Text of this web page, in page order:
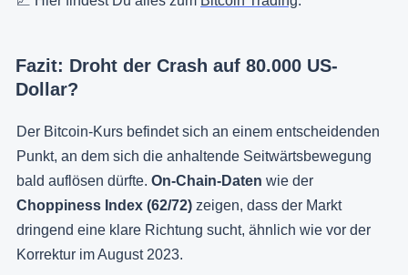
Fazit: Droht der Crash auf 80.000 US-
Dollar?
Der Bitcoin-Kurs befindet sich an einem entscheidenden
Punkt, an dem sich die anhaltende Seitwärtsbewegung
bald auflösen dürfte. On-Chain-Daten wie der
Choppiness Index (62/72) zeigen, dass der Markt
dringend eine klare Richtung sucht, ähnlich wie vor der
Korrektur im August 2023.